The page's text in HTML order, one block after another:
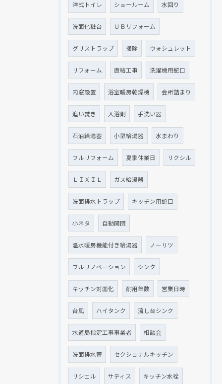
洋式トイレ ショールーム 水回り
洗面化粧台 ＵＢリフォーム
グリストラップ 掃除 ウォシュレット
リフォーム 直結工事 洗濯機用蛇口
内窓設置 浴室暖房乾燥機 会所詰まり
追い焚き 入浴剤 手洗い器
石油給湯器 小型給湯器 水まわり
フルリフォーム 夏季休業日 リクシル
ＬＩＸＩＬ ガス給湯器
洗面排水トラップ キッチン用蛇口
小ネタ 自動開閉
温水暖房機能付き給湯器 ノーリツ
フルリノベーション シンク
キッチン対面化 耐用年数 営業日時
台風 ハイタンク 流し台シンク
水道局指定工事事業者 相談会
洗面排水管 セクショナルキッチン
リシェル サティス キッチン水栓
クリックでチラシのページにジャンプします
クリックでチラシのページにジャンプします